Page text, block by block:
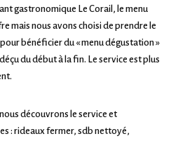
gastronomique Le Corail, le menu
mais nous avons choisi de prendre le
bénéficier du « menu dégustation »
du début à la fin. Le service est plus
découvrons le service et
: rideaux fermer, sdb nettoyé,